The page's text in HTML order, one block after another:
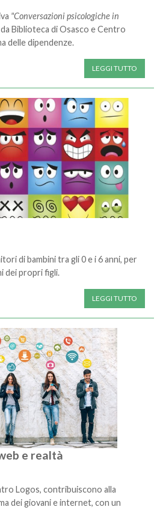
"Conversazioni psicologiche in
Biblioteca di Osasco e Centro
delle dipendenze.
LEGGI TUTTO
di bambini tra gli 0 e i 6 anni, per
dei propri figli.
LEGGI TUTTO
e realtà
Logos, contribuiscono alla
dei giovani e internet, con un